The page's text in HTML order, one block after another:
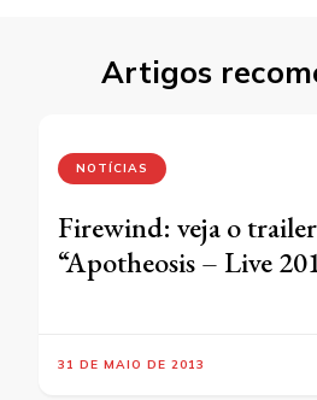
Artigos
NOTÍCIAS
Firewind: veja o
“Apotheosis – Live
31 DE MAIO DE 2013